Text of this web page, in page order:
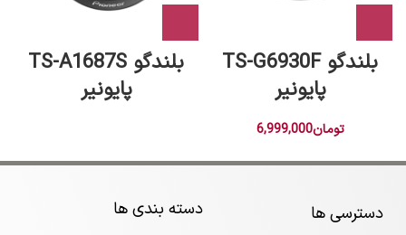
بلندگو TS-G6930F
پایونیر
تومان6,999,000
بلندگو TS-A1687S
پایونیر
دسترسی ها دسته بندی ها